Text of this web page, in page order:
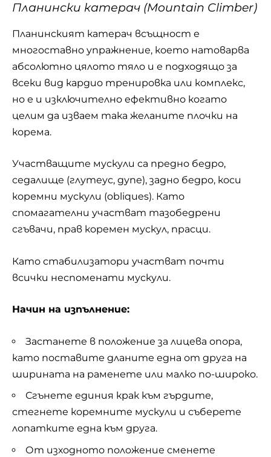
Планински катерач (Mountain Climber)
Планинският катерач всъщност е
многоставно упражнение, което натоварва
абсолютно цялото тяло и е подходящо за
всеки вид кардио тренировка или комплекс,
но е и изключително ефективно когато
целим да изваем така желаните плочки на
корема.
Участващите мускули са предно бедро,
седалище (глутеус, дупе), задно бедро, коси
коремни мускули (obliques). Като
спомагателни участват тазобедрени
сгъвачи, прав коремен мускул, прасци.
Като стабилизатори участват почти
всички неспоменати мускули.
Начин на изпълнение:
Застанете в положение за лицева опора,
като поставите дланите една от друга на
ширината на раменете или малко по-широко.
Сгънете единия крак към гърдите,
стегнете коремните мускули и съберете
лопатките една към друга.
От изходното положение сменете